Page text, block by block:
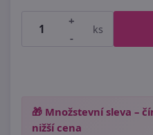
+
-
ks
🎁 Množstevní sleva –
nižší cena